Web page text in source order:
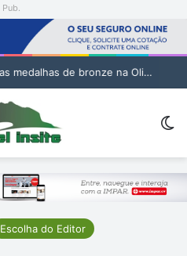
Pub.
Cabo Verde conquista duas medalhas de bronze na Olimpíada Internacional de Inteligência Artificial
Escolha do Editor